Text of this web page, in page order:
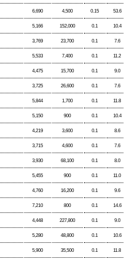
6,690 4,500 0.15 53.6
5,166 152,000 0.1 10.4
3,769 23,700 0.1 7.6
5,533 7,400 0.1 11.2
4,475 15,700 0.1 9.0
3,725 26,600 0.1 7.6
5,844 1,700 0.1 11.8
5,150 900 0.1 10.4
4,219 3,600 0.1 8.6
3,715 4,600 0.1 7.6
3,930 68,100 0.1 8.0
5,455 900 0.1 11.0
4,760 16,200 0.1 9.6
7,210 800 0.1 14.6
4,448 227,800 0.1 9.0
5,280 48,800 0.1 10.6
5,900 35,500 0.1 11.8